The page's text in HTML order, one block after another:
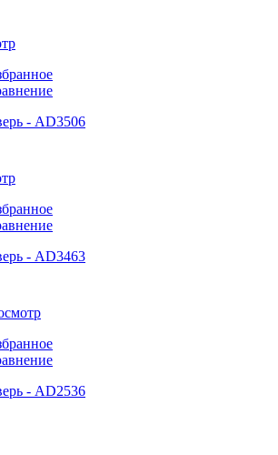
- AD3506
- AD3463
- AD2536